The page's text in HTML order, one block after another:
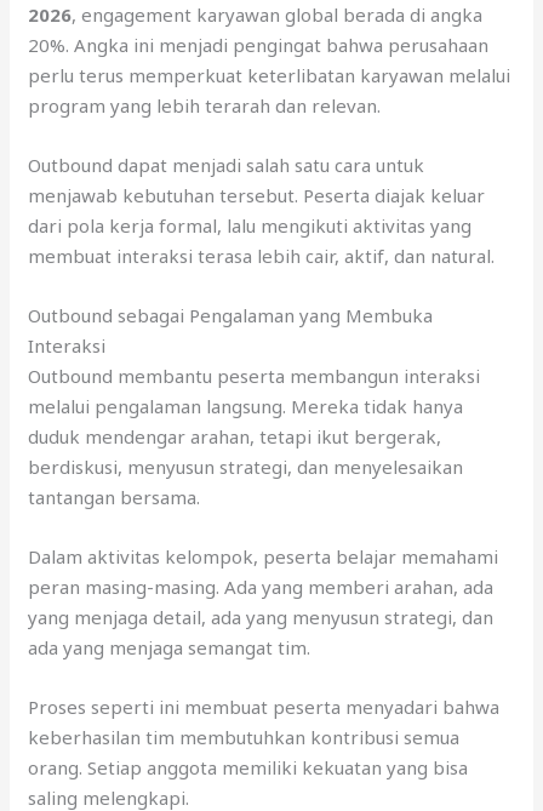
2026, engagement karyawan global berada di angka
20%. Angka ini menjadi pengingat bahwa perusahaan
perlu terus memperkuat keterlibatan karyawan melalui
program yang lebih terarah dan relevan.
Outbound dapat menjadi salah satu cara untuk
menjawab kebutuhan tersebut. Peserta diajak keluar
dari pola kerja formal, lalu mengikuti aktivitas yang
membuat interaksi terasa lebih cair, aktif, dan natural.
Outbound sebagai Pengalaman yang Membuka
Interaksi
Outbound membantu peserta membangun interaksi
melalui pengalaman langsung. Mereka tidak hanya
duduk mendengar arahan, tetapi ikut bergerak,
berdiskusi, menyusun strategi, dan menyelesaikan
tantangan bersama.
Dalam aktivitas kelompok, peserta belajar memahami
peran masing-masing. Ada yang memberi arahan, ada
yang menjaga detail, ada yang menyusun strategi, dan
ada yang menjaga semangat tim.
Proses seperti ini membuat peserta menyadari bahwa
keberhasilan tim membutuhkan kontribusi semua
orang. Setiap anggota memiliki kekuatan yang bisa
saling melengkapi.